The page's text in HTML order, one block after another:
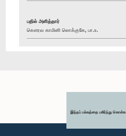
பதில் அளித்தார்
கௌரவ காமினி லொக்குகே, பா.உ.
இந்தப் பக்கத்தை பகிர்ந்து கொள்க